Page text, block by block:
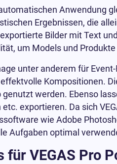
Anwendung
Ergebnissen, die
Bilder mit Text
um Models und
unter anderem für
Kompositionen.
werden. Ebenso
exportieren. Da sich
wie Adobe
Aufgaben optimal
VEGAS Pro